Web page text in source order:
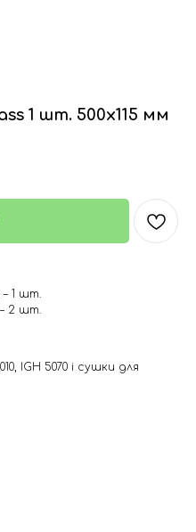
1 шт. 500х115 мм
1 шт.
– 2 шт.
IGH 5070 і сушки для